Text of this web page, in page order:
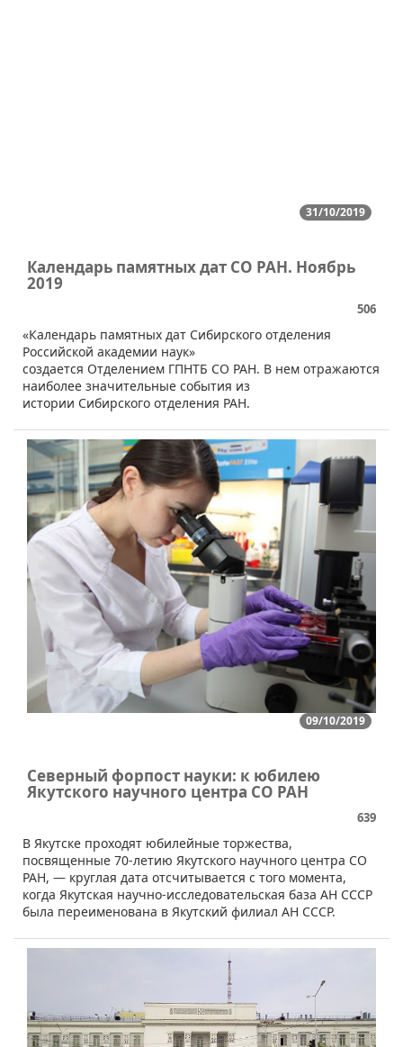
31/10/2019
Календарь памятных дат СО РАН. Ноябрь
2019
506
​«Календарь памятных дат Сибирского отделения
Российской академии наук»
создается Отделением ГПНТБ СО РАН. В нем отражаются
наиболее значительные события из
истории Сибирского отделения РАН.
09/10/2019
Северный форпост науки: к юбилею
Якутского научного центра СО РАН
639
В Якутске проходят юбилейные торжества,
посвященные 70-летию Якутского научного центра СО
РАН, — круглая дата отсчитывается с того момента,
когда Якутская научно-исследовательская база АН СССР
была переименована в Якутский филиал АН СССР.